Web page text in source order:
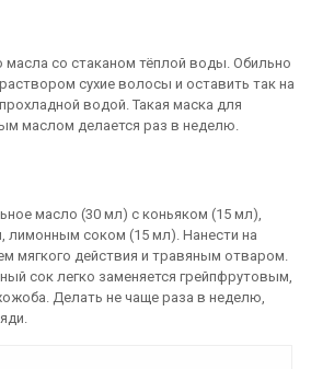
со стаканом тёплой воды. Обильно
сухие волосы и оставить так на
водой. Такая маска для
маслом делается раз в неделю.
масло (30 мл) с коньяком (15 мл),
соком (15 мл). Нанести на
мягкого действия и травяным отваром.
сок легко заменяется грейпфрутовым,
Делать не чаще раза в неделю,